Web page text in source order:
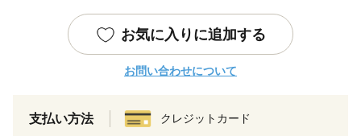
お気に入りに追加する
お問い合わせについて
支払い方法 クレジットカード